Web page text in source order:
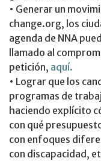
• Generar un
change.org, los
agenda de NNA
llamado al
petición, aquí.
• Lograr que los
programas de
haciendo explícito
con qué
con enfoques
con discapacidad,